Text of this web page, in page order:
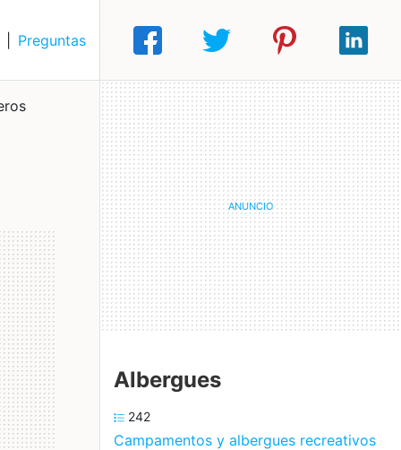
Preguntas
Albergues
242
Campamentos y albergues recreativos